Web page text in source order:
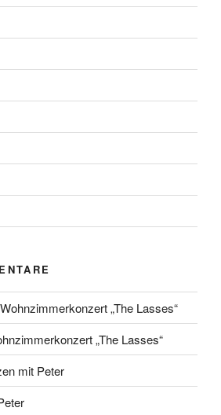
Wohnzimmerkonzert „The Lasses“
„The Lasses“
mit Peter